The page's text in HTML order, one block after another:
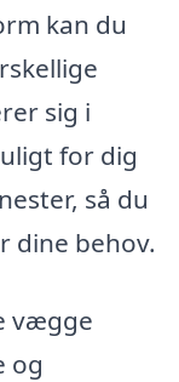
kan du
sig i
for dig
så du
dine behov.
vægge
og